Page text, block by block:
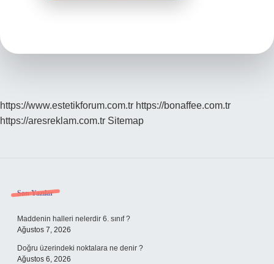
https://www.estetikforum.com.tr https://bonaffee.com.tr
https://aresreklam.com.tr Sitemap
Sidebar
Son Yazılar
Maddenin halleri nelerdir 6. sınıf ?
Ağustos 7, 2026
Doğru üzerindeki noktalara ne denir ?
Ağustos 6, 2026